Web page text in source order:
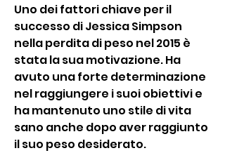
Uno dei fattori chiave per il
successo di Jessica Simpson
nella perdita di peso nel 2015 è
stata la sua motivazione. Ha
avuto una forte determinazione
nel raggiungere i suoi obiettivi e
ha mantenuto uno stile di vita
sano anche dopo aver raggiunto
il suo peso desiderato.